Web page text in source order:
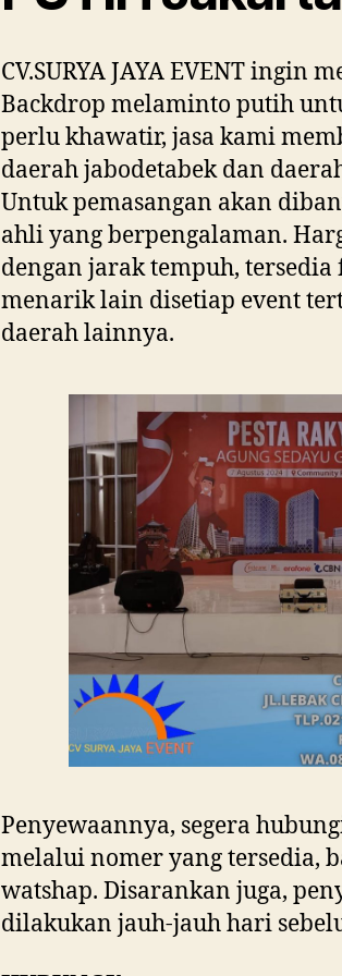
CV.SURYA JAYA EVENT ingin
Backdrop melaminto putih
perlu khawatir, jasa kami
daerah jabodetabek dan
Untuk pemasangan akan
ahli yang berpengalaman.
dengan jarak tempuh,
menarik lain disetiap event
daerah lainnya.
Penyewaannya, segera
melalui nomer yang tersedia,
watshap. Disarankan juga,
dilakukan jauh-jauh hari